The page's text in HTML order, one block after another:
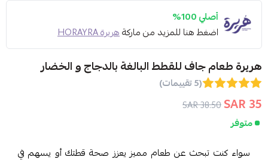
أصلي 100%
اضغط هنا للمزيد من ماركةهريرة HORAYRA
هريرة طعام جاف للقطط البالغة بالدجاج و الخضار
(5 تقييمات)
35 SAR
38.50 SAR
متوفر
سواء كنت تبحث عن طعام مميز يعزز صحة قطتك أو يسهم في